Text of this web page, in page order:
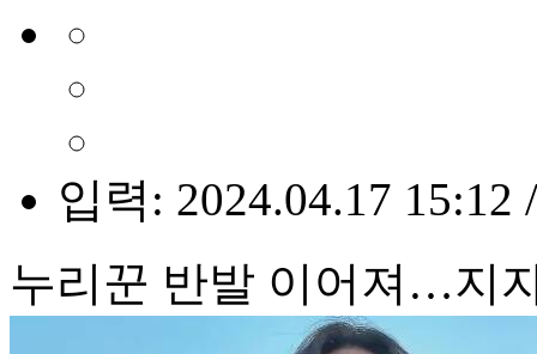
입력: 2024.04.17 15:12
누리꾼 반발 이어져…지